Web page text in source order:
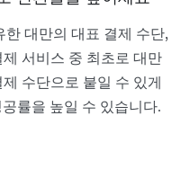
대만의 대표 결제 수단,
서비스 중 최초로 대만
수단으로 붙일 수 있게
률을 높일 수 있습니다.